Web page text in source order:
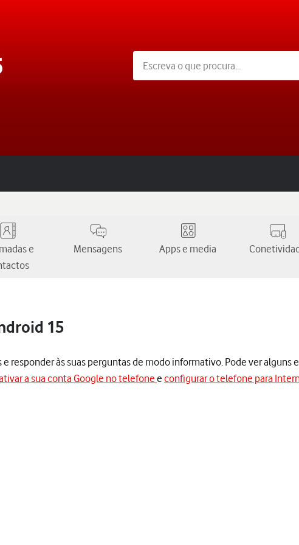
e
Mensagens Apps e media
15
responder às suas perguntas de modo informativo. Pode ver alguns
a sua conta Google no telefoneeconfigurar o telefone para